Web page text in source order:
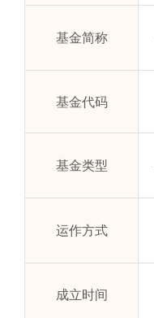
基金简称
基金代码
基金类型
运作方式
成立时间